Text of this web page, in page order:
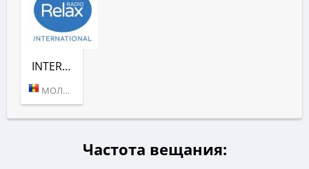
INTERNATIONAL (RADIO RELAX)
МОЛДОВА (КИШИНЕВ)
Частота вещания: